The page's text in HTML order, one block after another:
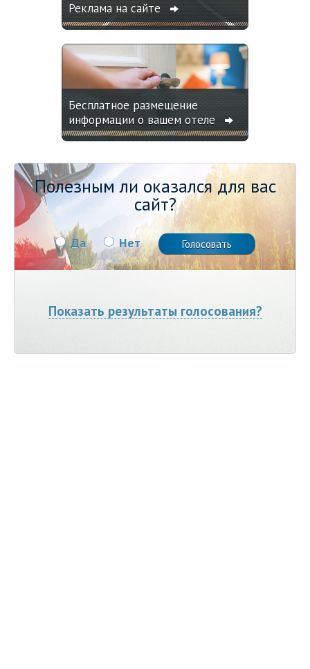
Реклама на сайте
Бесплатное размещение
информации о вашем отеле
Полезным ли оказался для вас
сайт?
Да Нет
Показать результаты голосования?